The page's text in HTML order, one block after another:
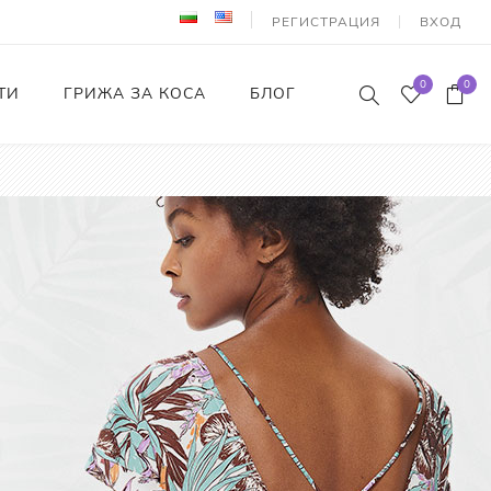
РЕГИСТРАЦИЯ ВХОД
ГРИЖА ЗА КОСА БЛОГ 0 0